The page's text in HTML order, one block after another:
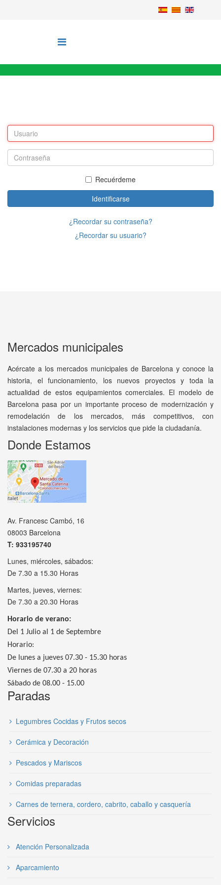
Recuérdeme
Identificarse
¿Recordar su contraseña?
¿Recordar su usuario?
Mercados municipales
Acércate a los mercados municipales de Barcelona y conoce la
historia, el funcionamiento, los nuevos proyectos y toda la
actualidad de estos equipamientos comerciales. El modelo de
Barcelona pasa por un importante proceso de modernización y
remodelación de los mercados, más competitivos, con
instalaciones modernas y los servicios que pide la ciudadanía.
Donde Estamos
Av. Francesc Cambó, 16
08003 Barcelona
T: 933195740
Lunes, miércoles, sábados:
De 7.30 a 15.30 Horas
Martes, jueves, viernes:
De 7.30 a 20.30 Horas
Horario de verano:
Del 1 Julio al 1 de Septembre
Horario:
De lunes a jueves 07.30 - 15.30 horas
Viernes de 07.30 a 20 horas
Sábado de 08.00 - 15.00
Paradas
Legumbres Cocidas y Frutos secos
Cerámica y Decoración
Pescados y Mariscos
Comidas preparadas
Carnes de ternera, cordero, cabrito, caballo y casquería
Servicios
Atención Personalizada
Aparcamiento